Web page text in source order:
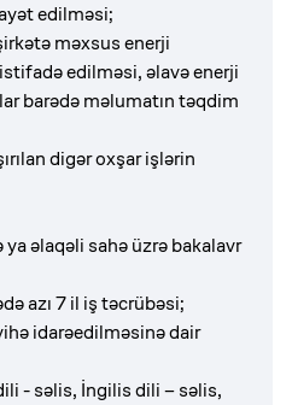
edilməsi;
məxsus enerji
edilməsi, əlavə enerji
barədə məlumatın təqdim
digər oxşar işlərin
əlaqəli sahə üzrə bakalavr
azı 7 il iş təcrübəsi;
idarəedilməsinə dair
- səlis, İngilis dili – səlis,